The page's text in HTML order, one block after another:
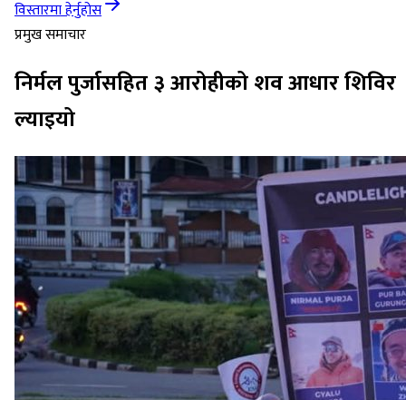
विस्तारमा हेर्नुहोस
प्रमुख समाचार
निर्मल पुर्जासहित ३ आरोहीको शव आधार शिविर
ल्याइयो